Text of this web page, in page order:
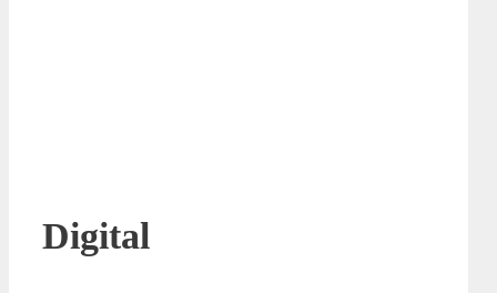
Digital